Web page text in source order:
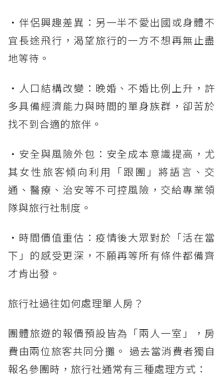
・伴侶興趣差異：另一半不愛出國或身體不
宜長途飛行，渴望旅行的一方不想再無止盡
地等待。
・人口結構改變：晚婚、不婚比例上升，許
多具備經濟能力與時間的單身族群，卻苦於
找不到合適的旅伴。
・安全與風險外包：安全成本意識提高，尤
其女性旅客傾向利用「跟團」將語言、交
通、醫療、治安等不可控風險，交給專業領
隊與旅行社制度。
・時間價值重估：疫情後大眾對於「活在當
下」的感受更深，不願再等所有條件都備齊
才肯出發。
旅行社過往如何處理單人房？
團體旅遊的報價預設皆為「兩人一室」，房
費由兩位旅客共同分攤。 過去當消費者獨自
報名參團時，旅行社通常有三種處理方式：